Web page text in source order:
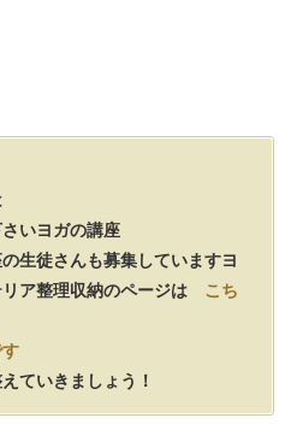
いヨガの講座
生徒さんも募集していますヨ
リア整理収納のページは こち
ていきましょう！